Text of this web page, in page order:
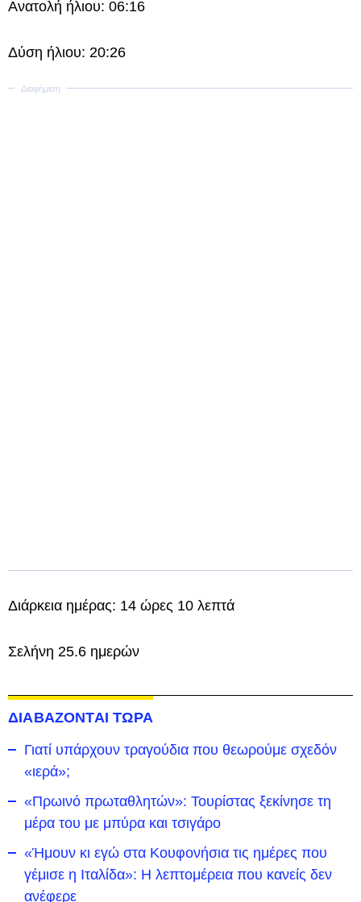
Ανατολή ήλιου: 06:16
Δύση ήλιου: 20:26
Διάρκεια ημέρας: 14 ώρες 10 λεπτά
Σελήνη 25.6 ημερών
ΔΙΑΒΑΖΟΝΤΑΙ ΤΩΡΑ
Γιατί υπάρχουν τραγούδια που θεωρούμε σχεδόν
«ιερά»;
«Πρωινό πρωταθλητών»: Τουρίστας ξεκίνησε τη
μέρα του με μπύρα και τσιγάρο
«Ήμουν κι εγώ στα Κουφονήσια τις ημέρες που
γέμισε η Ιταλίδα»: Η λεπτομέρεια που κανείς δεν
ανέφερε